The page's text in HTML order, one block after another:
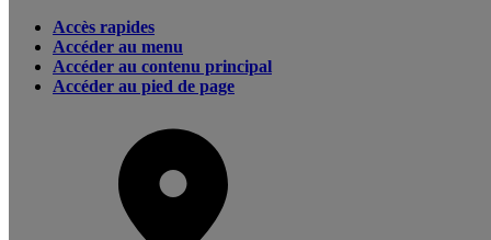
Accès rapides
Accéder au menu
Accéder au contenu principal
Accéder au pied de page